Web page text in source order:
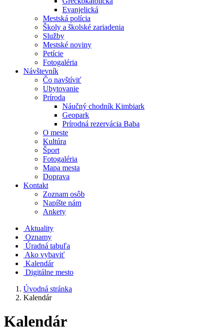
Evanjelická
Mestská polícia
Školy a školské zariadenia
Služby
Mestské noviny
Petície
Fotogaléria
Návštevník
Čo navštíviť
Ubytovanie
Príroda
Náučný chodník Kimbiark
Geopark
Prírodná rezervácia Baba
O meste
Kultúra
Šport
Fotogaléria
Mapa mesta
Doprava
Kontakt
Zoznam osôb
Napíšte nám
Ankety
Aktuality
Oznamy
Úradná tabuľa
Ako vybaviť
Kalendár
Digitálne mesto
Úvodná stránka
Kalendár
Kalendár